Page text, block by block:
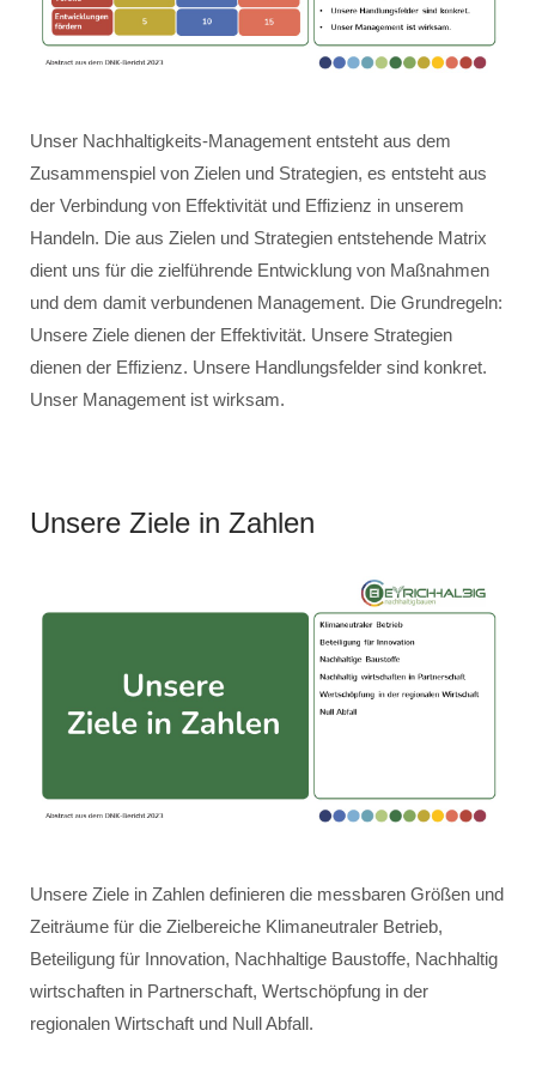
Unser Nachhaltigkeits-Management entsteht aus dem
Zusammenspiel von Zielen und Strategien, es entsteht aus
der Verbindung von Effektivität und Effizienz in unserem
Handeln. Die aus Zielen und Strategien entstehende Matrix
dient uns für die zielführende Entwicklung von Maßnahmen
und dem damit verbundenen Management. Die Grundregeln:
Unsere Ziele dienen der Effektivität. Unsere Strategien
dienen der Effizienz. Unsere Handlungsfelder sind konkret.
Unser Management ist wirksam.
Unsere Ziele in Zahlen
Unsere Ziele in Zahlen definieren die messbaren Größen und
Zeiträume für die Zielbereiche Klimaneutraler Betrieb,
Beteiligung für Innovation, Nachhaltige Baustoffe, Nachhaltig
wirtschaften in Partnerschaft, Wertschöpfung in der
regionalen Wirtschaft und Null Abfall.